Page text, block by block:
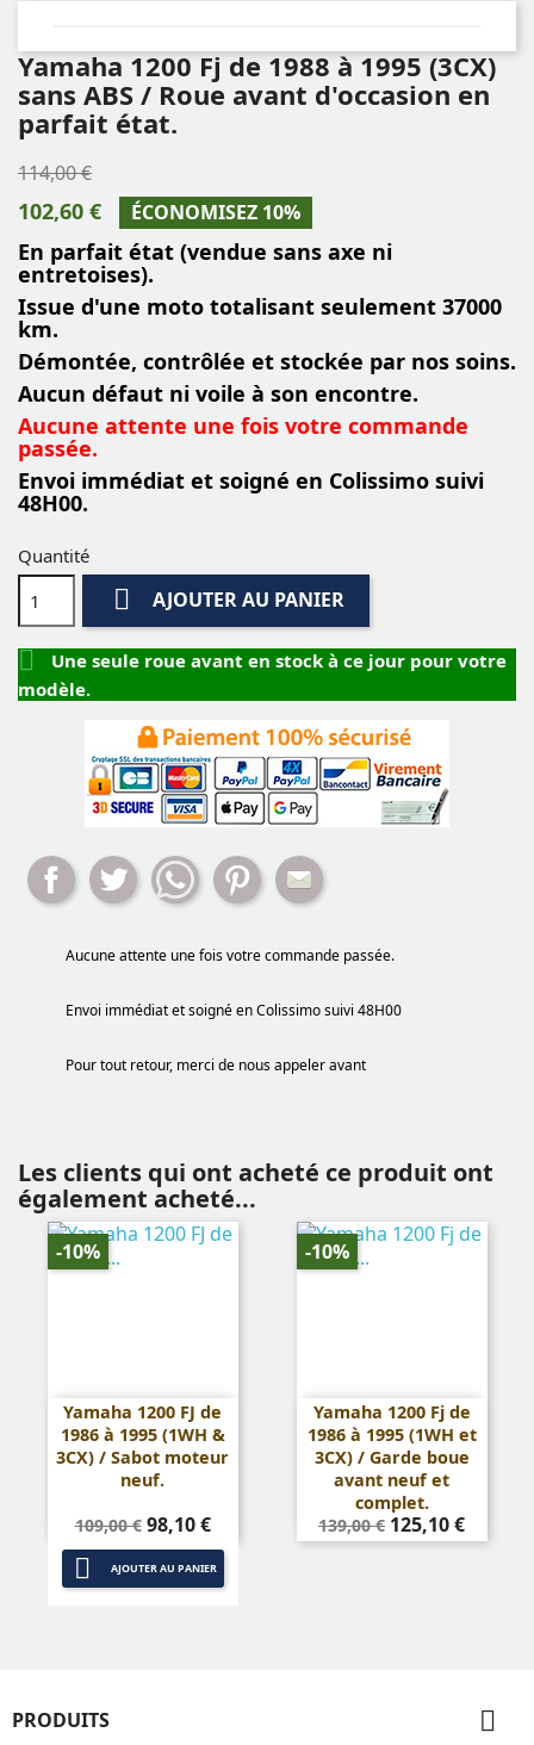
Yamaha 1200 Fj de 1988 à 1995 (3CX)
sans ABS / Roue avant d'occasion en
parfait état.
114,00 €
102,60 € ÉCONOMISEZ 10%
En parfait état (vendue sans axe ni
entretoises).
Issue d'une moto totalisant seulement 37000
km.
Démontée, contrôlée et stockée par nos soins.
Aucun défaut ni voile à son encontre.
Aucune attente une fois votre commande
passée.
Envoi immédiat et soigné en Colissimo suivi
48H00.
Quantité
 AJOUTER AU PANIER

Une seule roue avant en stock à ce jour pour votre
modèle.
Partager Tweet WhatsappPinterest
Aucune attente une fois votre commande passée.
Envoi immédiat et soigné en Colissimo suivi 48H00
Pour tout retour, merci de nous appeler avant
Les clients qui ont acheté ce produit ont
également acheté...
Yamaha 1200 FJ de
1986 à 1995 (1WH &
3CX) / Sabot moteur
neuf.
Prix
de
base
109,00 € Prix
98,10 €
 AJOUTER AU PANIER
-10%
Yamaha 1200 Fj de
1986 à 1995 (1WH et
3CX) / Garde boue
avant neuf et
complet.
Prix
de
139,00 € Prix
125,10 €
-10%
PRODUITS 